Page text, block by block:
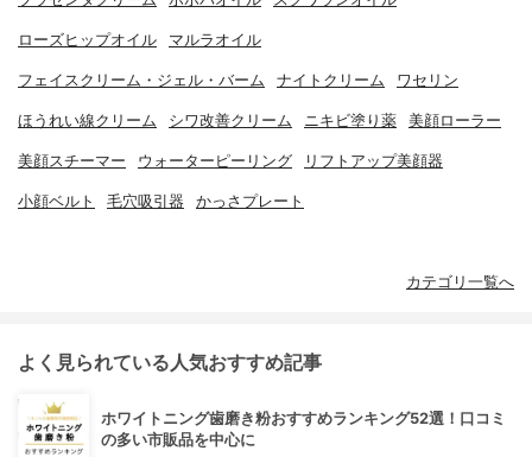
ローズヒップオイル マルラオイル
フェイスクリーム・ジェル・バーム ナイトクリーム ワセリン
ほうれい線クリーム シワ改善クリーム ニキビ塗り薬 美顔ローラー
美顔スチーマー ウォーターピーリング リフトアップ美顔器
小顔ベルト 毛穴吸引器 かっさプレート
カテゴリ一覧へ
よく見られている人気おすすめ記事
ホワイトニング歯磨き粉おすすめランキング52選！口コミ
の多い市販品を中心に